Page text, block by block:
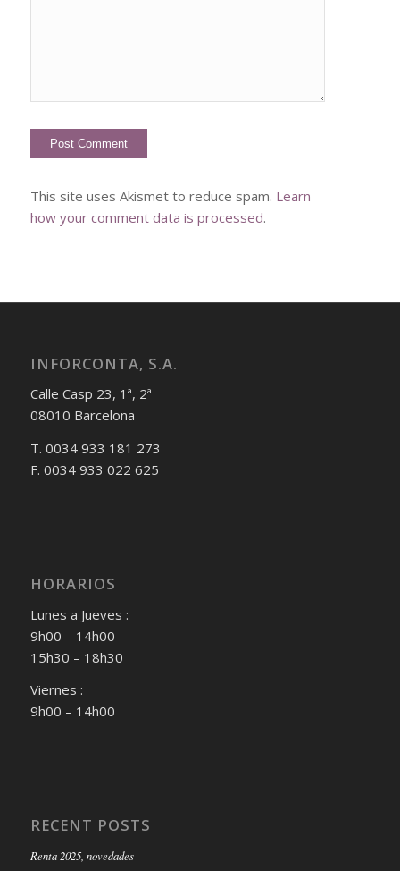
This site uses Akismet to reduce spam. Learn
how your comment data is processed.
INFORCONTA, S.A.
Calle Casp 23, 1ª, 2ª
08010 Barcelona
T. 0034 933 181 273
F. 0034 933 022 625
HORARIOS
Lunes a Jueves :
9h00 – 14h00
15h30 – 18h30
Viernes :
9h00 – 14h00
RECENT POSTS
Renta 2025, novedades